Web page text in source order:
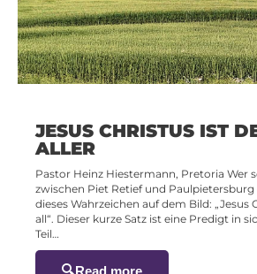
JESUS CHRISTUS IST
ALLER
Pastor Heinz Hiestermann, Pretoria Wer
zwischen Piet Retief und
dieses Wahrzeichen auf dem Bild: „Jesus
all“. Dieser kurze Satz ist eine Predigt in
Teil…
Read more